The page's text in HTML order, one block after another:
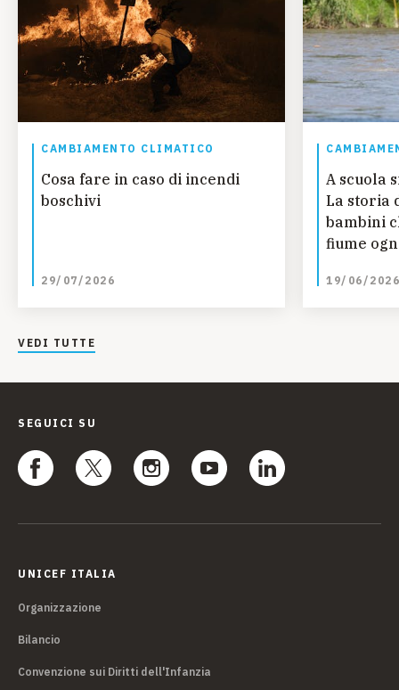
CAMBIAMENTO CLIMATICO
Cosa fare in caso di incendi
boschivi
29/07/2026
A scuola
La storia
bambini
fiume
Guinea
19/06/2026
VEDI TUTTE
SEGUICI SU
UNICEF ITALIA
Organizzazione
Bilancio
Convenzione sui Diritti dell'Infanzia